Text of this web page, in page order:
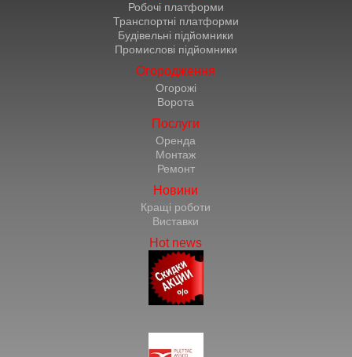
Робочі платформи
Транспортні платформи
Будівельні підйомники
Промислові підйомники
Огородження
Огорожі
Ворота
Послуги
Оренда
Монтаж
Ремонт
Новини
Кращі роботи
Виставки
Hot news